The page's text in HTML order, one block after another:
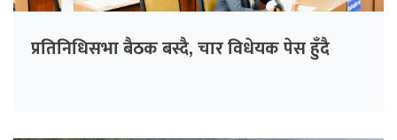
प्रतिनिधिसभा बैठक बस्दै, चार विधेयक पेस हुँदै